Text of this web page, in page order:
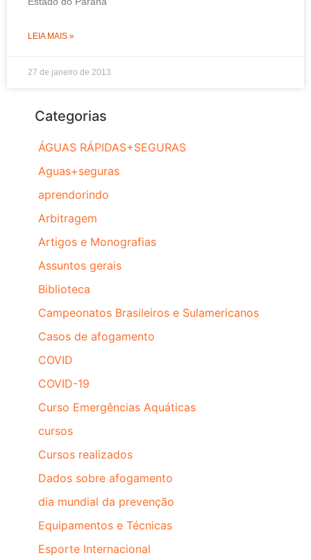
LEIA MAIS »
27 de janeiro de 2013
Categorias
ÁGUAS RÁPIDAS+SEGURAS
Aguas+seguras
aprendorindo
Arbitragem
Artigos e Monografias
Assuntos gerais
Biblioteca
Campeonatos Brasileiros e Sulamericanos
Casos de afogamento
COVID
COVID-19
Curso Emergências Aquáticas
cursos
Cursos realizados
Dados sobre afogamento
dia mundial da prevenção
Equipamentos e Técnicas
Esporte Internacional